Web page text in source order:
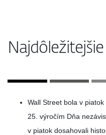
Wall Street bola v
25. výročím Dňa
v piatok dosahovali